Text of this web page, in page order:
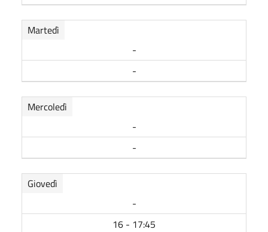
Martedì
-
-
Mercoledì
-
-
Giovedì
-
16 - 17:45